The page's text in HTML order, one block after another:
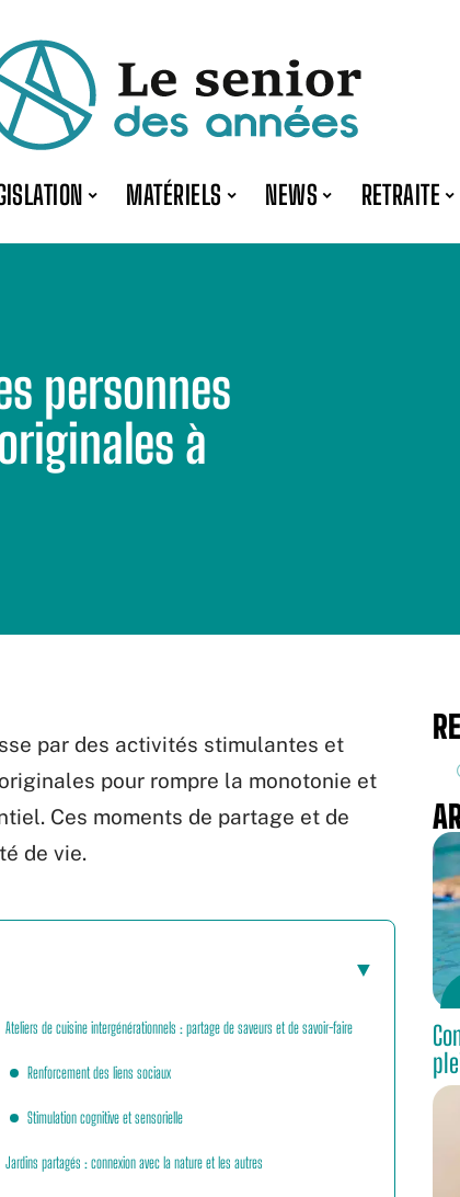
MATÉRIELS NEWS RETRAITE
personnes
à
par des activités stimulantes et
pour rompre la monotonie et
Ces moments de partage et de
de vie.
Ateliers de cuisine intergénérationnels : partage de saveurs et de savoir-faire
Renforcement des liens sociaux
Stimulation cognitive et sensorielle
Jardins partagés : connexion avec la nature et les autres